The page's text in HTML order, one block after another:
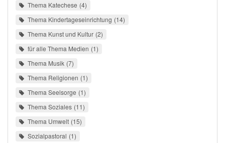
Thema Katechese 4
Thema Kindertageseinrichtung 14
Thema Kunst und Kultur 2
für alle Thema Medien 1
Thema Musik 7
Thema Religionen 1
Thema Seelsorge 1
Thema Soziales 11
Thema Umwelt 15
Sozialpastoral 1